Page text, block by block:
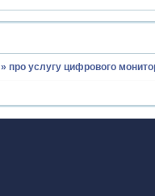
»про услугу цифрового